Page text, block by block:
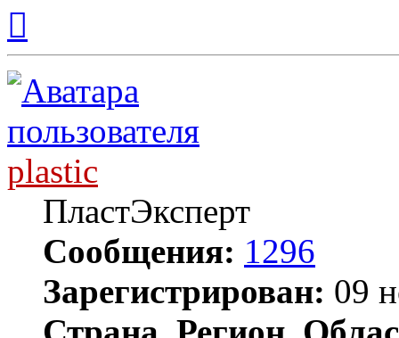
началу
plastic
ПластЭксперт
Сообщения: 1296
Зарегистрирован: 09